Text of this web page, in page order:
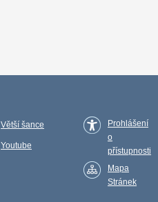
Větší šance
Youtube
Prohlášení
o
přístupnosti
Mapa
Stránek